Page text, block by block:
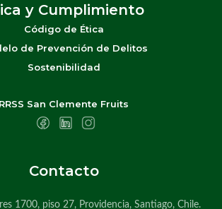
y Cumplimiento
Código de Ética
de Prevención de Delitos
Sostenibilidad
RRSS San Clemente Fruits
Contacto
1700, piso 27, Providencia, Santiago, Chile.